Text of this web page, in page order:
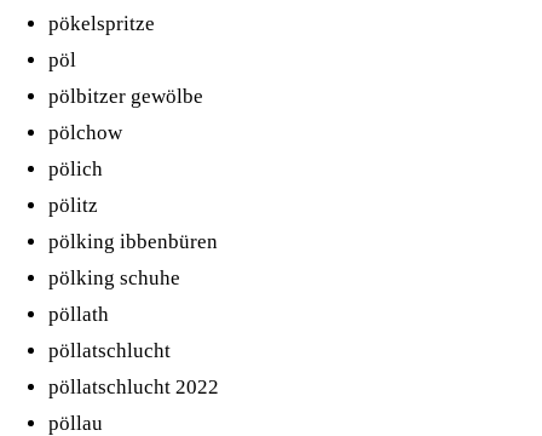
pökelspritze
pöl
pölbitzer gewölbe
pölchow
pölich
pölitz
pölking ibbenbüren
pölking schuhe
pöllath
pöllatschlucht
pöllatschlucht 2022
pöllau